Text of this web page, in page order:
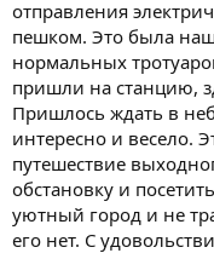
отправления
пешком. Это была
нормальных
пришли на станцию,
Пришлось ждать в
интересно и весело.
путешествие
обстановку и
уютный город и не
его нет. С